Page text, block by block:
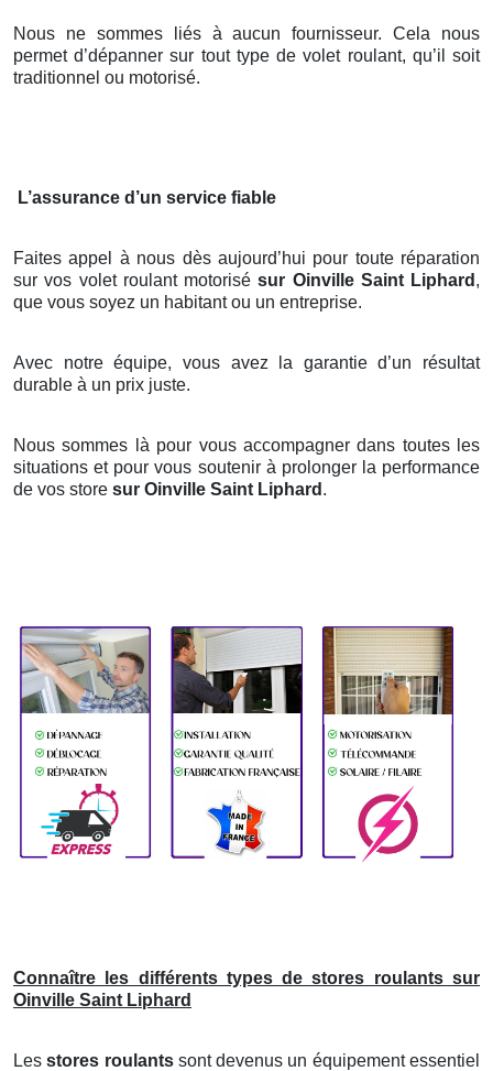
Nous ne sommes liés à aucun fournisseur. Cela nous
permet d’dépanner sur tout type de volet roulant, qu’il soit
traditionnel ou motorisé.
L’assurance d’un service fiable
Faites appel à nous dès aujourd’hui pour toute réparation
sur vos volet roulant motorisésur Oinville Saint Liphard ,
que vous soyez un habitant ou un entreprise.
Avec notre équipe, vous avez la garantie d’un résultat
durable à un prix juste.
Nous sommes là pour vous accompagner dans toutes les
situations et pour vous soutenir à prolonger la performance
de vos store sur Oinville Saint Liphard .
Connaître les différents types de stores roulants sur
Oinville Saint Liphard
Lesstores roulantssont devenus un équipement essentiel